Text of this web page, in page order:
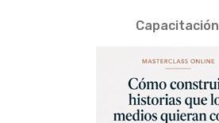
Capacitación